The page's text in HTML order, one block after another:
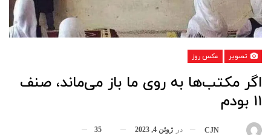
تصویر عکس روز
اگر مکتب‌ها به روی ما باز می‌ماند، صنف
۱۱ بودم
CJN در ژوئن 4, 2023 35